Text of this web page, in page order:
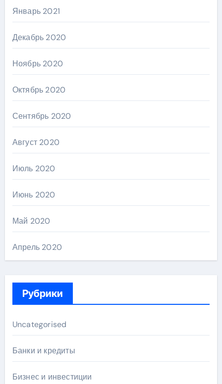
Январь 2021
Декабрь 2020
Ноябрь 2020
Октябрь 2020
Сентябрь 2020
Август 2020
Июль 2020
Июнь 2020
Май 2020
Апрель 2020
Рубрики
Uncategorised
Банки и кредиты
Бизнес и инвестиции